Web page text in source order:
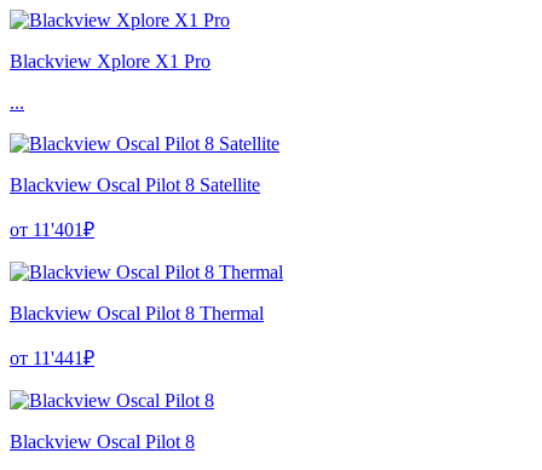
Blackview Xplore X1 Pro
...
Blackview Oscal Pilot 8 Satellite
от 11'401₽
Blackview Oscal Pilot 8 Thermal
от 11'441₽
Blackview Oscal Pilot 8